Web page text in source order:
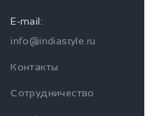
E-mail:
info@indiastyle.ru
Контакты
Сотрудничество